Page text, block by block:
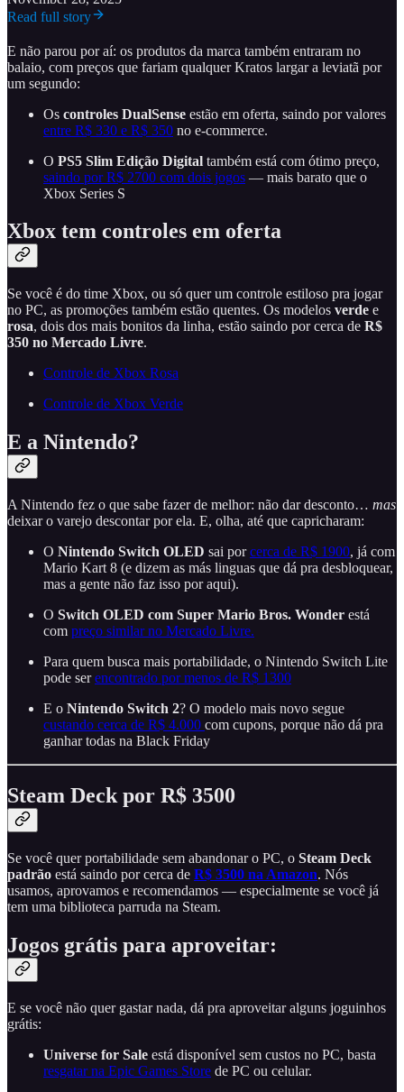
Read full story
E não parou por aí: os produtos da marca também entraram no
balaio, com preços que fariam qualquer Kratos largar a leviatã por
um segundo:
Os controles DualSense estão em oferta, saindo por valores
entre R$ 330 e R$ 350 no e-commerce.
O PS5 Slim Edição Digital também está com ótimo preço,
saindo por R$ 2700 com dois jogos — mais barato que o
Xbox Series S
Xbox tem controles em oferta
Se você é do time Xbox, ou só quer um controle estiloso pra jogar
no PC, as promoções também estão quentes. Os modelos verde e
rosa, dois dos mais bonitos da linha, estão saindo por cerca de R$
350 no Mercado Livre.
Controle de Xbox Rosa
Controle de Xbox Verde
E a Nintendo?
A Nintendo fez o que sabe fazer de melhor: não dar desconto… mas
deixar o varejo descontar por ela. E, olha, até que capricharam:
O Nintendo Switch OLED sai porcerca de R$ 1900, já com
Mario Kart 8 (e dizem as más linguas que dá pra desbloquear,
mas a gente não faz isso por aqui).
O Switch OLED com Super Mario Bros. Wonder está
com preço similar no Mercado Livre.
Para quem busca mais portabilidade, o Nintendo Switch Lite
pode serencontrado por menos de R$ 1300
E o Nintendo Switch 2? O modelo mais novo segue
custando cerca de R$ 4.000 com cupons, porque não dá pra
ganhar todas na Black Friday
Steam Deck por R$ 3500
Se você quer portabilidade sem abandonar o PC, o Steam Deck
padrão está saindo por cerca de R$ 3500 na Amazon. Nós
usamos, aprovamos e recomendamos — especialmente se você já
tem uma biblioteca parruda na Steam.
Jogos grátis para aproveitar:
E se você não quer gastar nada, dá pra aproveitar alguns joguinhos
grátis:
Universe for Sale está disponível sem custos no PC, basta
resgatar na Epic Games Store de PC ou celular.